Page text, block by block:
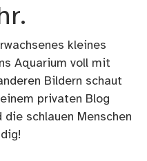
kleines
Aquarium voll mit
Bildern schaut
privaten Blog
schlauen Menschen